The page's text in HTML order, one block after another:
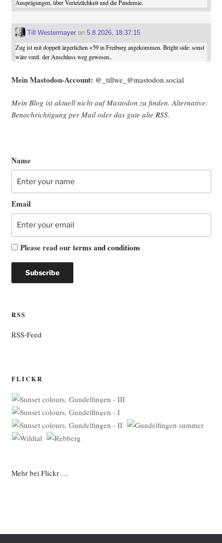
Ausprägungen, über Verletzlichkeit und die Pandemie.
Till Westermayeron 5.8.2026, 18:37:15
Zug ist mit doppelt ärgerlichen +59 in Freiburg angekommen. Bright side: sonst
wäre vmtl. der Anschluss weg gewesen..
Mein Mast­o­don-Account: @_tillwe_@mastodon.social
Mein Blog ist aktu­ell nicht auf Mast­o­don zu fin­den. Alter­na­ti­ve:
Benach­rich­ti­gung per Mail oder das gute alte RSS.
Name
Email
Please read ourterms and conditions
RSS
RSS-Feed
FLICKR
Mehr bei Flickr …